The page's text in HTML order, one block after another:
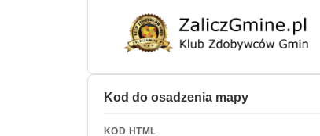
Kod do osadzenia mapy
KOD HTML